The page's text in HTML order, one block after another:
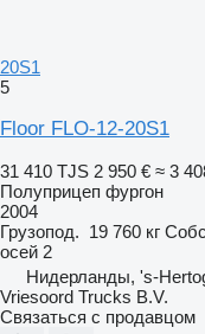
20S1
5
Floor FLO-12-20S1
31 410 TJS 2 950 € ≈ 3
Полуприцеп фургон
2004
Грузопод. 19 760 кг
осей 2
Нидерланды, 's-
Vriesoord Trucks B.V.
Связаться с продавцом